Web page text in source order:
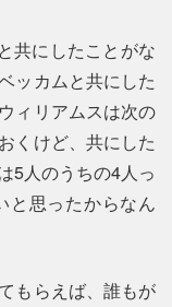
共にしたことがな
ッカムと共にした
ィリアムスは次の
くけど、共にした
5人のうちの4人っ
と思ったからなん
もらえば、誰もが